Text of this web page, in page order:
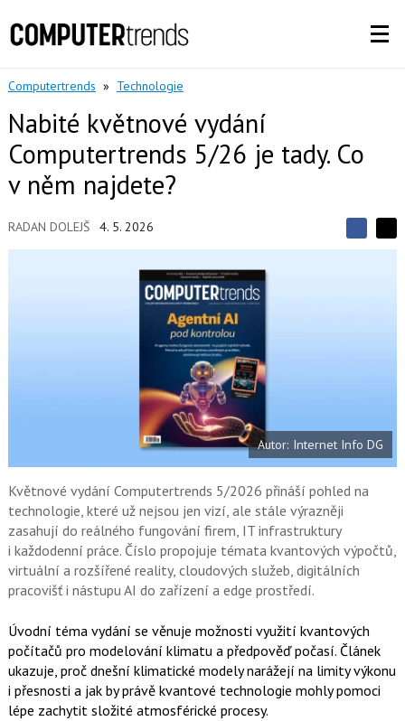
Computertrends » Technologie
Nabité květnové vydání
Computertrends 5/26 je tady. Co
v něm najdete?
RADAN DOLEJŠ 4. 5. 2026
SS
b
o
o
k
X
Autor: Internet Info DG
Květnové vydání Computertrends 5/2026 přináší pohled na
technologie, které už nejsou jen vizí, ale stále výrazněji
zasahují do reálného fungování firem, IT infrastruktury
i každodenní práce. Číslo propojuje témata kvantových výpočtů,
virtuální a rozšířené reality, cloudových služeb, digitálních
pracovišť i nástupu AI do zařízení a edge prostředí.
Úvodní téma vydání se věnuje možnosti využití kvantových
počítačů pro modelování klimatu a předpověď počasí. Článek
ukazuje, proč dnešní klimatické modely narážejí na limity výkonu
i přesnosti a jak by právě kvantové technologie mohly pomoci
lépe zachytit složité atmosférické procesy.